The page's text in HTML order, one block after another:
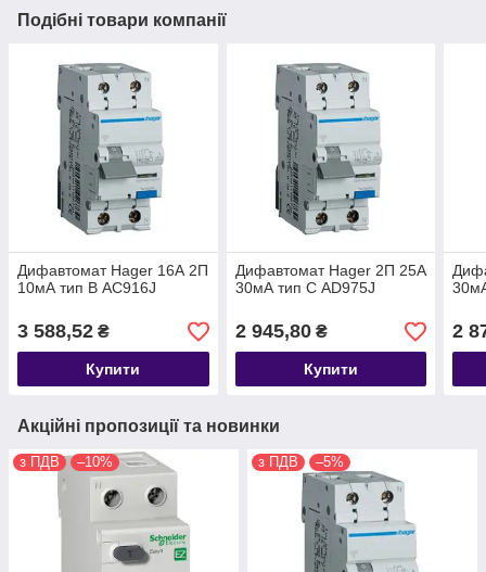
Подібні товари компанії
Дифавтомат Hager 16А 2П
10мА тип В AC916J
3 588,52 ₴
Купити
Дифавтомат Hager 2П 25А
30мА тип С AD975J
2 945,80₴
Купити
2
Акційні пропозиції та новинки
з ПДВ –10% з ПДВ –5%